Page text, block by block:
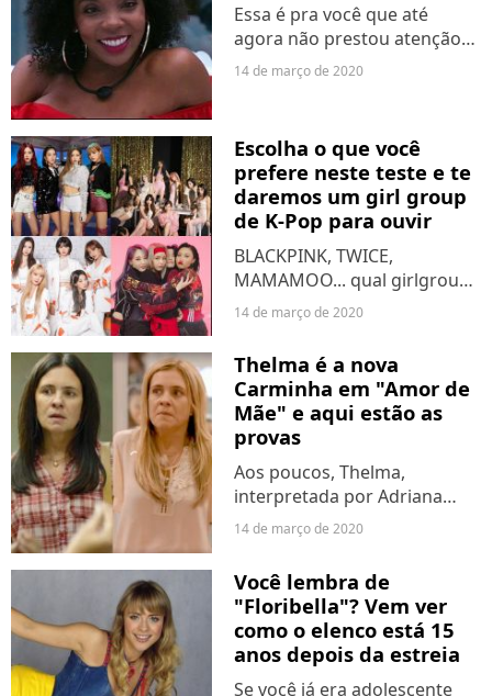
Essa é pra você que até
agora não prestou atenção
nessa verdadeira deusa do
"Big Brother Brasil" de 2020!
íntimos, é sincerona, não
esconde o que pensa...
14 de março de 2020
Escolha o que você
prefere neste teste e te
daremos um girl group
de K-Pop para ouvir
BLACKPINK, TWICE,
MAMAMOO... qual girlgroup
você mais gosta de
acompanhar? Já está mais do
que confirmado que o K-Pop
está dominando o Ocidente.
Mas a gente não pode deixar
de notar...
14 de março de 2020
Thelma é a nova
Carminha em "Amor de
Mãe" e aqui estão as
provas
Aos poucos, Thelma,
interpretada por Adriana
Esteves, está se mostrando
uma vilãzona em "Amor de
Mãe". E é claro que não
poderíamos deixar de
lembrar da Carminha,
personagem da atriz...
14 de março de 2020
Você lembra de
"Floribella"? Vem ver
como o elenco está 15
anos depois da estreia
Se você já era adolescente